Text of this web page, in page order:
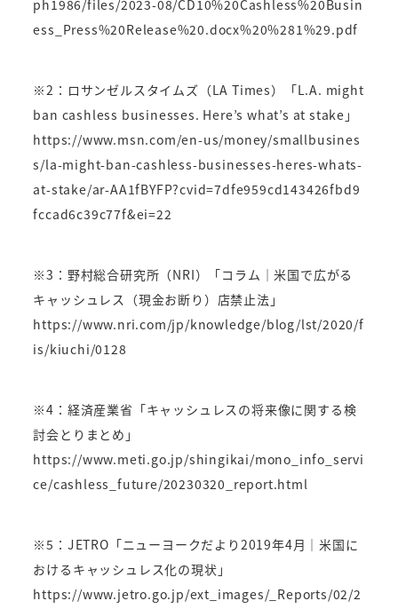
ph1986/files/2023-08/CD10%20Cashless%20Busin
ess_Press%20Release%20.docx%20%281%29.pdf
※2：ロサンゼルスタイムズ（LA Times）「L.A. might
ban cashless businesses. Here’s what’s at stake」
https://www.msn.com/en-us/money/smallbusines
s/la-might-ban-cashless-businesses-heres-whats-
at-stake/ar-AA1fBYFP?cvid=7dfe959cd143426fbd9
fccad6c39c77f&ei=22
※3：野村総合研究所（NRI）「コラム｜米国で広がる
キャッシュレス（現金お断り）店禁止法」
https://www.nri.com/jp/knowledge/blog/lst/2020/f
is/kiuchi/0128
※4：経済産業省「キャッシュレスの将来像に関する検
討会とりまとめ」
https://www.meti.go.jp/shingikai/mono_info_servi
ce/cashless_future/20230320_report.html
※5：JETRO「ニューヨークだより2019年4月｜米国に
おけるキャッシュレス化の現状」
https://www.jetro.go.jp/ext_images/_Reports/02/2